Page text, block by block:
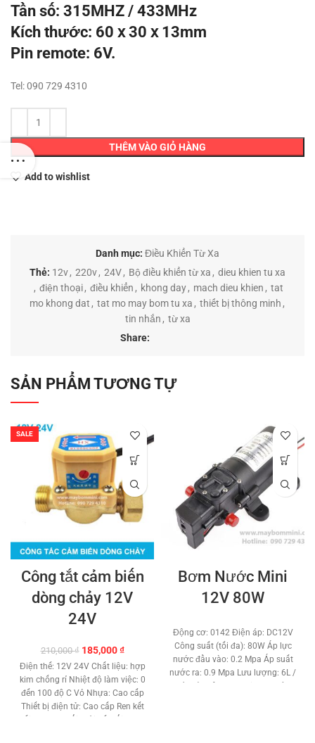
Tần số: 315MHZ / 433MHz
Kích thước: 60 ⅹ 30 ⅹ 13mm
Pin remote: 6V.
Tel: 090 729 4310
THÊM VÀO GIỎ HÀNG
Add to wishlist
Danh mục: Điều Khiển Từ Xa
Thẻ: 12v, 220v, 24V, Bộ điều khiển từ xa , dieu khien tu xa
, điện thoại , điều khiển , khong day , mach dieu khien , tat
mo khong dat , tat mo may bom tu xa , thiết bị thông minh ,
tin nhắn , từ xa
Share:
SẢN PHẨM TƯƠNG TỰ
SALE
Công tắt cảm biến
dòng chảy 12V
24V
210,000₫ Giá
gốc
là:
210,000 ₫.
185,000₫Giá
hiện
tại
là:
185,000 ₫.
Điện thế: 12V 24V Chất liệu: hợp
kim chống rỉ Nhiệt độ làm việc: 0
đến 100 độ C Vỏ Nhựa: Cao cấp
Thiết bị điện tử: Cao cấp Ren kết
Bơm Nước Mini
12V 80W
Động cơ: 0142 Điện áp: DC12V
Công suất (tối đa): 80W Áp lực
nước đầu vào: 0.2 Mpa Áp suất
nước ra: 0.9 Mpa Lưu lượng: 6L /